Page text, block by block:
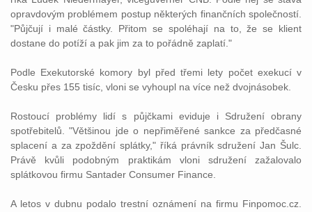
opravdovým problémem postup některých finančních společností.
"Půjčují i malé částky. Přitom se spoléhají na to, že se klient
dostane do potíží a pak jim za to pořádně zaplatí."
Podle Exekutorské komory byl před třemi lety počet exekucí v
Česku přes 155 tisíc, vloni se vyhoupl na více než dvojnásobek.
Rostoucí problémy lidí s půjčkami eviduje i Sdružení obrany
spotřebitelů. "Většinou jde o nepřiměřené sankce za předčasné
splacení a za zpoždění splátky," říká právníksdružení Jan Šulc.
Právě kvůli podobným praktikám vloni sdružení zažalovalo
splátkovou firmu Santader Consumer Finance.
A letos v dubnu podalo trestní oznámení na firmu Finpomoc.cz.